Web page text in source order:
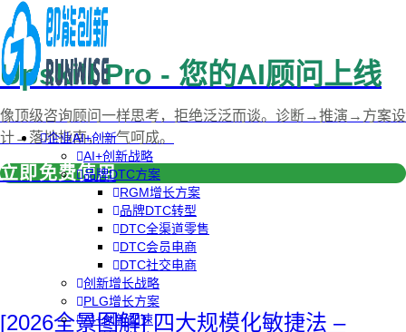
企业AI+创新
AI+创新战略
品牌DTC方案
RGM增长方案
品牌DTC转型
DTC全渠道零售
DTC会员电商
DTC社交电商
创新增长战略
PLG增长方案
AI+创新加速
Upskill Pro - 您的AI顾问上线
像顶级咨询顾问一样思考，拒绝泛泛而谈。诊断→推演→方案设
计→落地指南，一气呵成。
立即免费使用
[2026全景图解] 四大规模化敏捷法 –